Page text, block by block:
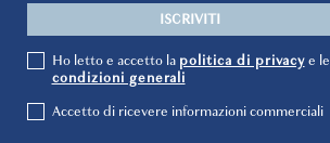
Ho letto e accetto la politica di privacye le
condizioni generali
Accetto di ricevere informazioni commerciali